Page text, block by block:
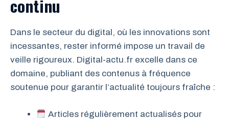
continu
Dans le secteur du digital, où les innovations sont
incessantes, rester informé impose un travail de
veille rigoureux. Digital-actu.fr excelle dans ce
domaine, publiant des contenus à fréquence
soutenue pour garantir l’actualité toujours fraîche :
Articles régulièrement actualisés pour